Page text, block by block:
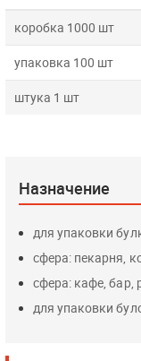
коробка 1000 шт
упаковка 100 шт
штука 1 шт
Назначение
для упаковки
сфера: пекарня,
сфера: кафе, бар,
для упаковки